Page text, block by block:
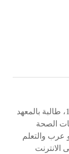
سهيلة بنحمو، من مواليد 1999، طالبة بالمعهد
الصحة
عرب والتعلم
الانترنت